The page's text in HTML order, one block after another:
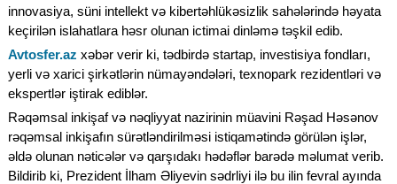
innovasiya, süni intellekt və kibertəhlükəsizlik sahələrində həyata
keçirilən islahatlara həsr olunan ictimai dinləmə təşkil edib.
Avtosfer.az xəbər verir ki, tədbirdə startap, investisiya fondları,
yerli və xarici şirkətlərin nümayəndələri, texnopark rezidentləri və
ekspertlər iştirak ediblər.
Rəqəmsal inkişaf və nəqliyyat nazirinin müavini Rəşad Həsənov
rəqəmsal inkişafın sürətləndirilməsi istiqamətində görülən işlər,
əldə olunan nəticələr və qarşıdakı hədəflər barədə məlumat verib.
Bildirib ki, Prezident İlham Əliyevin sədrliyi ilə bu ilin fevral ayında